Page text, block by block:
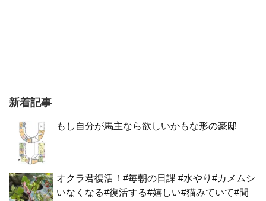
新着記事
もし自分が馬主なら欲しいかもな形の豪邸
オクラ君復活！#毎朝の日課 #水やり#カメムシ
いなくなる#復活する#嬉しい#猫みていて#間